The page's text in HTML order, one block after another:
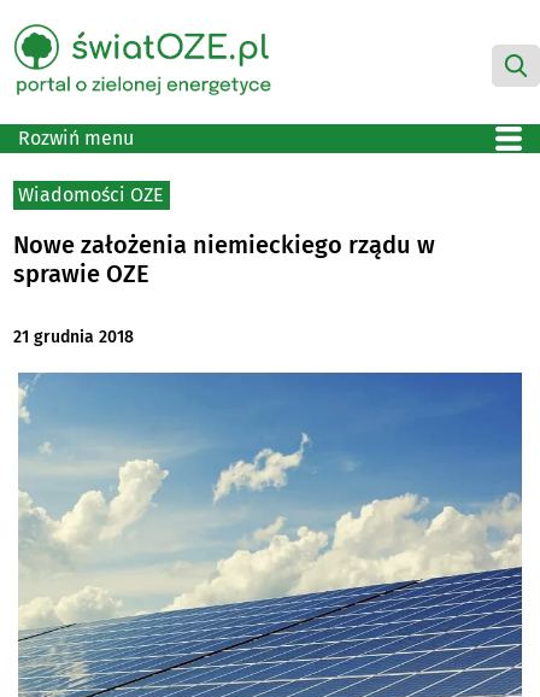
Rozwiń menu
Wiadomości OZE
Nowe założenia niemieckiego rządu w
sprawie OZE
21 grudnia 2018